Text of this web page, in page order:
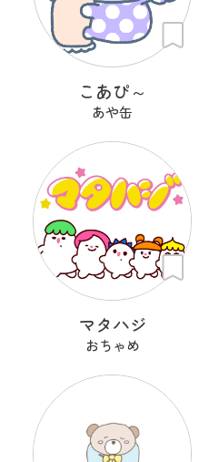
こあぴ～
あや缶
マタハジ
おちゃめ